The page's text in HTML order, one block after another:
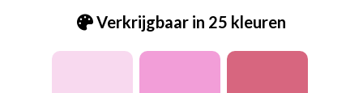
Verkrijgbaar in 25 kleuren